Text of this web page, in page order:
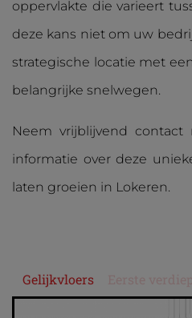
oppervlakte die varieert
deze kans niet om uw
strategische locatie met
belangrijke snelwegen.
Neem vrijblijvend
informatie over deze
laten groeien in Lokeren.
Gelijkvloers